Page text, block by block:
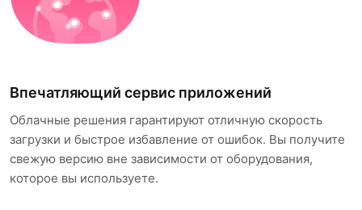
Впечатляющий сервис приложений
Облачные решения гарантируют отличную скорость
загрузки и быстрое избавление от ошибок. Вы получите
свежую версию вне зависимости от оборудования,
которое вы используете.